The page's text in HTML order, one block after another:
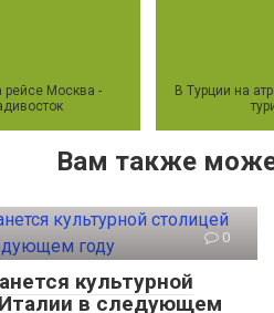
Москва -
В Турции на
Вам также
0
культурной
в следующем